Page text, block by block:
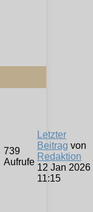
739
Aufrufe
Letzter
Beitrag von
Redaktion
12 Jan 2026
11:15